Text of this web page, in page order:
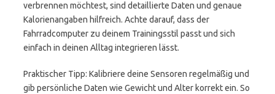
verbrennen möchtest, sind detaillierte Daten und genaue
Kalorienangaben hilfreich. Achte darauf, dass der
Fahrradcomputer zu deinem Trainingsstil passt und sich
einfach in deinen Alltag integrieren lässt.
Praktischer Tipp: Kalibriere deine Sensoren regelmäßig und
gib persönliche Daten wie Gewicht und Alter korrekt ein. So